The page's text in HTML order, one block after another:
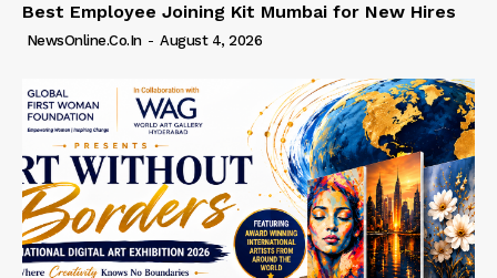
Best Employee Joining Kit Mumbai for New Hires
NewsOnline.co.in - August 4, 2026